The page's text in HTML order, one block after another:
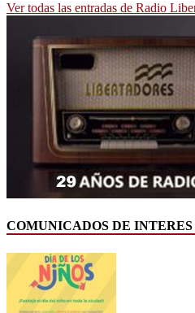
Ver todas las entradas de Radio
COMUNICADOS DE INTERES